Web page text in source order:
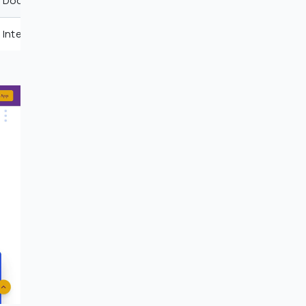
Integradas con tu bóveda existente